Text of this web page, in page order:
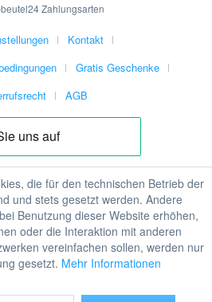
Kontakt
Gratis Geschenke
AGB
die für den technischen Betrieb der
und stets gesetzt werden. Andere
Benutzung dieser Website erhöhen,
oder die Interaktion mit anderen
vereinfachen sollen, werden nur
gesetzt. Mehr Informationen